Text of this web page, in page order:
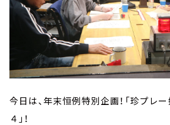
今日は、年末恒例特別企画！「珍プレ
４」！